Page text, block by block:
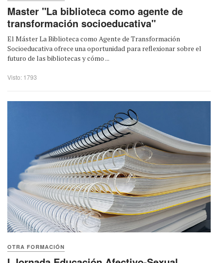
Master "La biblioteca como agente de
transformación socioeducativa"
El Máster La Biblioteca como Agente de Transformación
Socioeducativa ofrece una oportunidad para reflexionar sobre el
futuro de las bibliotecas y cómo ...
Visto: 1793
OTRA FORMACIÓN